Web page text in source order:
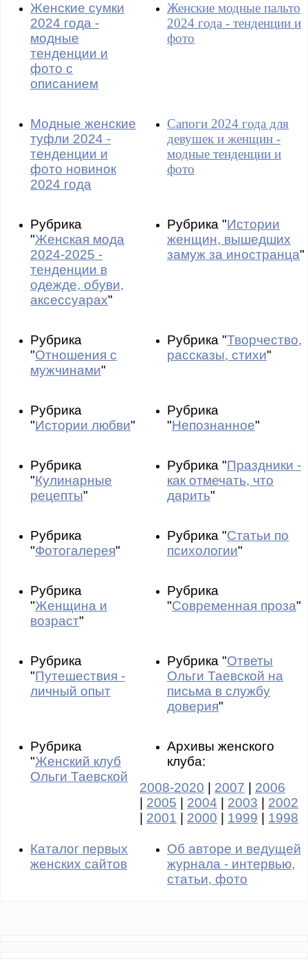
Женские сумки
2024 года -
модные
тенденции и
фото с
описанием
Женские модные пальто
2024 года - тенденции и
фото
Модные женские
туфли 2024 -
тенденции и
фото новинок
2024 года
Сапоги 2024 года для
девушек и женщин -
модные тенденции и
фото
Рубрика
"Женская мода
2024-2025 -
тенденции в
одежде, обуви,
аксессуарах"
Рубрика "Истории
женщин, вышедших
замуж за иностранца"
Рубрика
"Отношения с
мужчинами"
Рубрика "Творчество,
рассказы, стихи"
Рубрика
"Истории любви"
Рубрика
"Непознанное"
Рубрика
"Кулинарные
рецепты"
Рубрика "Праздники -
как отмечать, что
дарить"
Рубрика
"Фотогалерея"
Рубрика "Статьи по
психологии"
Рубрика
"Женщина и
возраст"
Рубрика
"Современная проза"
Рубрика
"Путешествия -
личный опыт
Рубрика "Ответы
Ольги Таевской на
письма в службу
доверия"
Рубрика
"Женский клуб
Ольги Таевской
Архивы женского
клуба:
2008-2020
2007
2006
2005 2004 2003
2002
2001 2000 1999 1998
Каталог первых
женских сайтов
Об авторе и ведущей
журнала - интервью,
статьи, фото